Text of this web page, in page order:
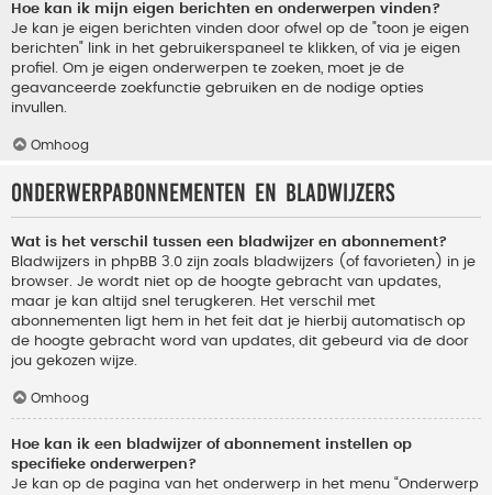
Hoe kan ik mijn eigen berichten en onderwerpen vinden?
Je kan je eigen berichten vinden door ofwel op de "toon je eigen
berichten" link in het gebruikerspaneel te klikken, of via je eigen
profiel. Om je eigen onderwerpen te zoeken, moet je de
geavanceerde zoekfunctie gebruiken en de nodige opties
invullen.
Omhoog
Onderwerpabonnementen en bladwijzers
Wat is het verschil tussen een bladwijzer en abonnement?
Bladwijzers in phpBB 3.0 zijn zoals bladwijzers (of favorieten) in je
browser. Je wordt niet op de hoogte gebracht van updates,
maar je kan altijd snel terugkeren. Het verschil met
abonnementen ligt hem in het feit dat je hierbij automatisch op
de hoogte gebracht word van updates, dit gebeurd via de door
jou gekozen wijze.
Omhoog
Hoe kan ik een bladwijzer of abonnement instellen op
specifieke onderwerpen?
Je kan op de pagina van het onderwerp in het menu “Onderwerp